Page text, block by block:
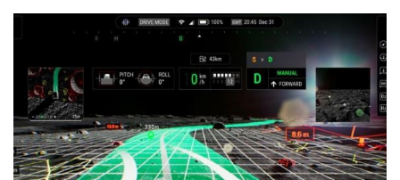
Vanaf € 49.995,-
bZ4X
BATTERIJ-ELEKTRISCH
bZ4X Touring
BATTERIJ-ELEKTRISCH
Abonnementen
Multimedia
Connected check
Navigatie updates